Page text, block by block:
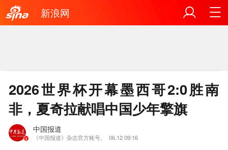
新浪网
2026世界杯开幕墨西哥2:0胜南
非，夏奇拉献唱中国少年擎旗
中国报道
《中国报道》杂志官方账号。 06.12 09:16